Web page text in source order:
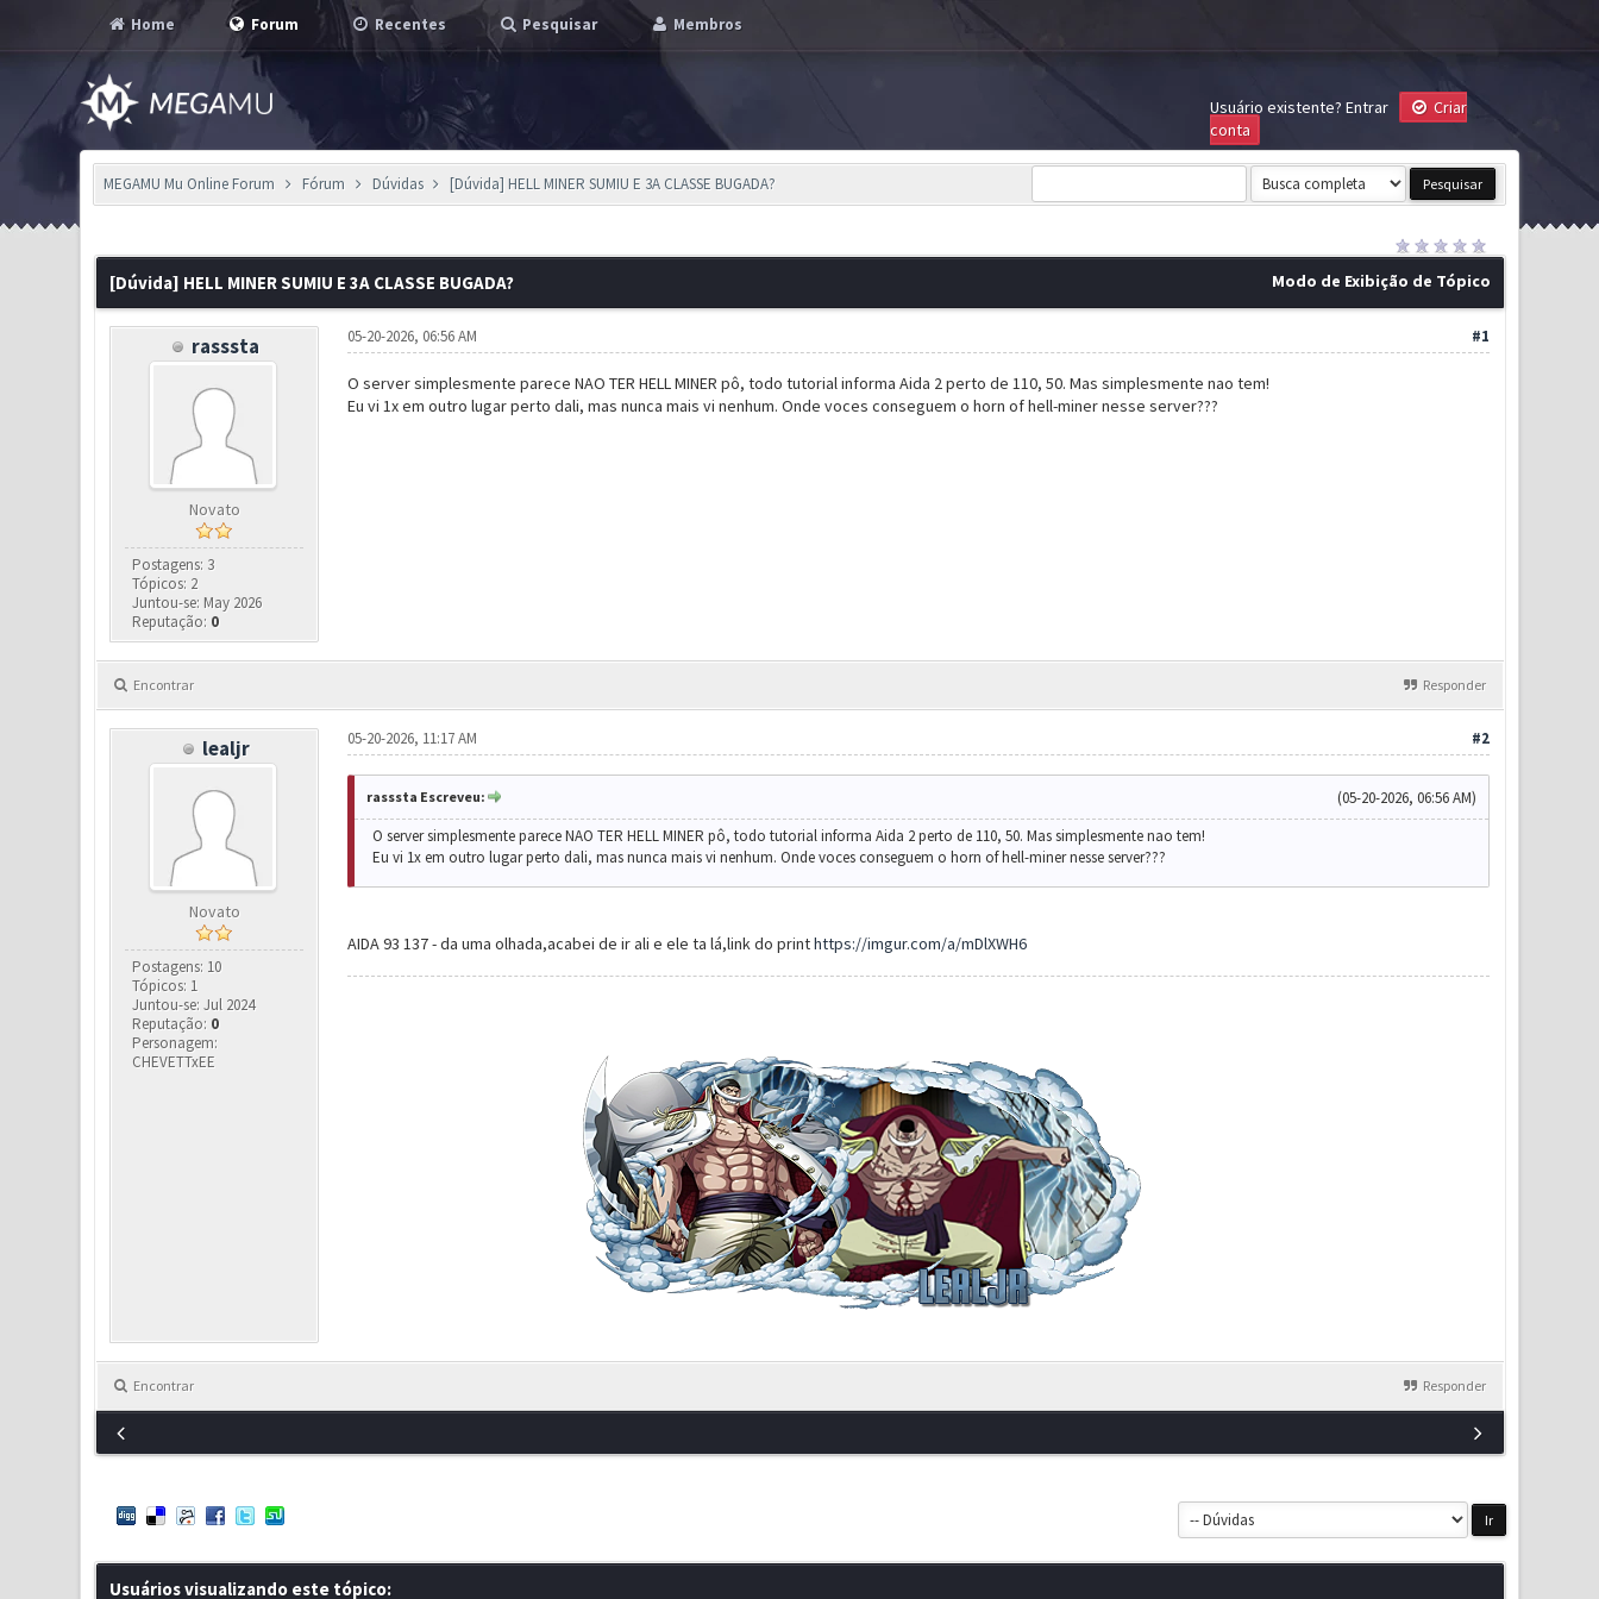
Home Forum Recentes Pesquisar Membros
Usuário existente? Entrar
Criar
conta
MEGAMU Mu Online Forum Fórum Dúvidas [Dúvida] HELL MINER SUMIU E 3A CLASSE BUGADA?
Modo de Exibição de Tópico
[Dúvida] HELL MINER SUMIU E 3A CLASSE BUGADA?
rasssta
Novato
Postagens: 3
Tópicos: 2
Juntou-se: May 2026
Reputação: 0
#1
05-20-2026, 06:56 AM
O server simplesmente parece NAO TER HELL MINER pô, todo tutorial informa Aida 2 perto de 110, 50. Mas simplesmente nao tem!
Eu vi 1x em outro lugar perto dali, mas nunca mais vi nenhum. Onde voces conseguem o horn of hell-miner nesse server???
Encontrar Responder
lealjr
Novato
Postagens: 10
Tópicos: 1
Juntou-se: Jul 2024
Reputação: 0
Personagem:
CHEVETTxEE
#2
05-20-2026, 11:17 AM
(05-20-2026, 06:56 AM)
rasssta Escreveu:
O server simplesmente parece NAO TER HELL MINER pô, todo tutorial informa Aida 2 perto de 110, 50. Mas simplesmente nao tem!
Eu vi 1x em outro lugar perto dali, mas nunca mais vi nenhum. Onde voces conseguem o horn of hell-miner nesse server???
AIDA 93 137 - da uma olhada,acabei de ir ali e ele ta lá,link do printhttps://imgur.com/a/mDlXWH6
Encontrar Responder
Usuários visualizando este tópico: